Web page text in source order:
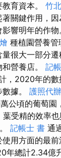
育資本。 竹
關鍵作用，
響明年的作物
種植園營養
很大一部分
營養店。 記
，2020年的數
據。 護照代辦
公頃的葡萄園
受精的效率
記帳士 書 通
用方面的最
年總計2.34億